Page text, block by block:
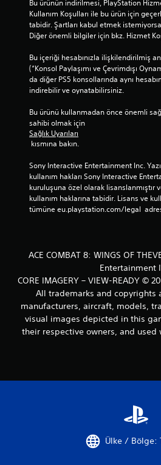
Bu ürünün indirilmesi, PlayStation
Kullanım Koşulları ile bu ürün için
tabidir. Şartları kabul etmek
Diğer önemli bilgiler için bkz. Hizmet
Bu içeriği hesabınızla ilişkilendirilmiş
(“Konsol Paylaşımı ve Çevrimdışı
da diğer PS5 konsollarında aynı
indirebilir ve oynatabilirsiniz.
Bu ürünü kullanmadan önce önemli
sahibi olmak için
Sağlık Uyarıları
kısmına bakın.
Sony Interactive Entertainment Inc.
kullanım hakları Sony Interactive
kuruluşuna özel olarak lisanslanmıştır
kullanım haklarına tabidir. Lisans ve
tümüne eu.playstation.com/legal
ACE COMBAT 8: WINGS OF
Entertainment
CORE IMAGERY – VIEW-READY ©
All trademarks and copyrights
manufacturers, aircraft, models,
visual images depicted in this
their respective owners, and used
Ülke / Bölge: